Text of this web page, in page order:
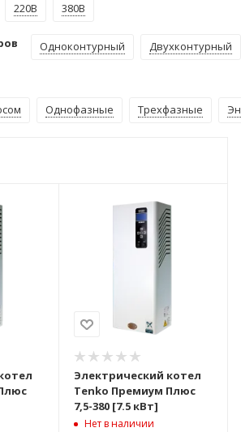
220В 380В
Одноконтурный Двухконтурный
Однофазные Трехфазные
Электрический котел
Tenko Премиум Плюс
7,5-380 [7.5 кВт]
Нет в наличии